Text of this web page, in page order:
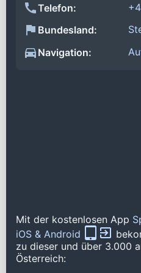
Telefon:
Bundesland:
Navigation:
Mit der kostenlosen App
iOS & Android
zu dieser und über 3.000
Österreich: